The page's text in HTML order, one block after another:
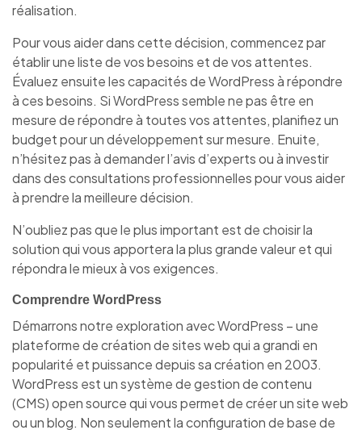
réalisation.
Pour vous aider dans cette décision, commencez par
établir une liste de vos besoins et de vos attentes.
Évaluez ensuite les capacités de WordPress à répondre
à ces besoins. Si WordPress semble ne pas être en
mesure de répondre à toutes vos attentes, planifiez un
budget pour un développement sur mesure. Enuite,
n’hésitez pas à demander l’avis d’experts ou à investir
dans des consultations professionnelles pour vous aider
à prendre la meilleure décision.
N’oubliez pas que le plus important est de choisir la
solution qui vous apportera la plus grande valeur et qui
répondra le mieux à vos exigences.
Comprendre WordPress
Démarrons notre exploration avec WordPress – une
plateforme de création de sites web qui a grandi en
popularité et puissance depuis sa création en 2003.
WordPress est un système de gestion de contenu
(CMS) open source qui vous permet de créer un site web
ou un blog. Non seulement la configuration de base de